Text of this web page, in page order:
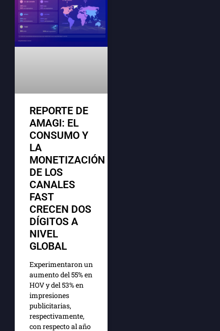
REPORTE DE
AMAGI: EL
CONSUMO Y
LA
MONETIZACIÓN
DE LOS
CANALES
FAST
CRECEN DOS
DÍGITOS A
NIVEL
GLOBAL
Experimentaron un
aumento del 55% en
HOV y del 53% en
impresiones
publicitarias,
respectivamente,
con respecto al año